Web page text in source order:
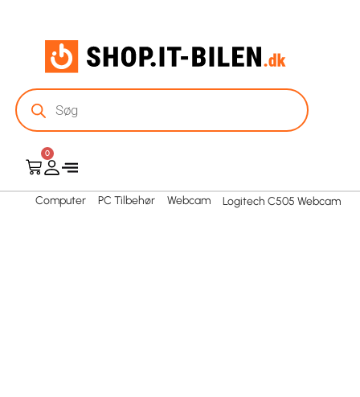
0
Computer PC Tilbehør Webcam Logitech C505 Webcam